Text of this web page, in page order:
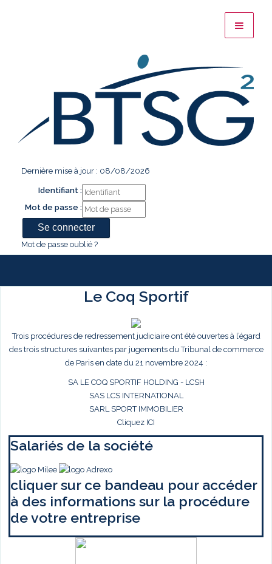
Dernière mise à jour : 08/08/2026
Identifiant :
Mot de passe :
Mot de passe oublié ?
Le Coq Sportif
Trois procédures de redressement judiciaire ont été ouvertes à l’égard
des trois structures suivantes par jugements du Tribunal de commerce
de Paris en date du 21 novembre 2024 :
SA LE COQ SPORTIF HOLDING - LCSH
SAS LCS INTERNATIONAL
SARL SPORT IMMOBILIER
Cliquez ICI
Salariés de la société
cliquer sur ce bandeau pour accéder
à des informations sur la procédure
de votre entreprise